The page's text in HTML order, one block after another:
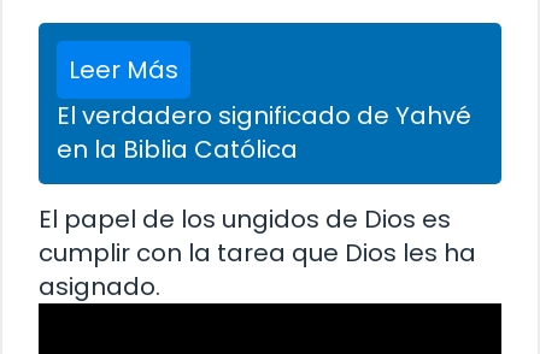
Leer Más
El verdadero significado de Yahvé
en la Biblia Católica
El papel de los ungidos de Dios es
cumplir con la tarea que Dios les ha
asignado.